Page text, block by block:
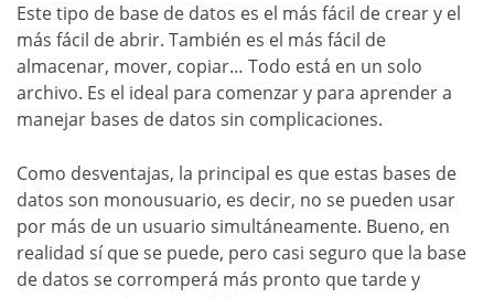
Este tipo de base de datos es el más fácil de crear y el
más fácil de abrir. También es el más fácil de
almacenar, mover, copiar… Todo está en un solo
archivo. Es el ideal para comenzar y para aprender a
manejar bases de datos sin complicaciones.
Como desventajas, la principal es que estas bases de
datos son monousuario, es decir, no se pueden usar
por más de un usuario simultáneamente. Bueno, en
realidad sí que se puede, pero casi seguro que la base
de datos se corromperá más pronto que tarde y